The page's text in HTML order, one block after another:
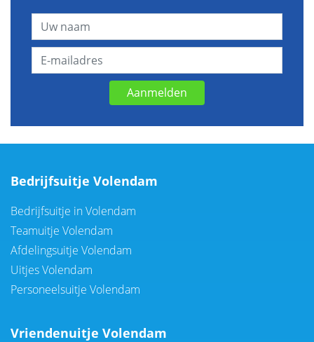
Aanmelden
Bedrijfsuitje Volendam
Bedrijfsuitje in Volendam
Teamuitje Volendam
Afdelingsuitje Volendam
Uitjes Volendam
Personeelsuitje Volendam
Vriendenuitje Volendam